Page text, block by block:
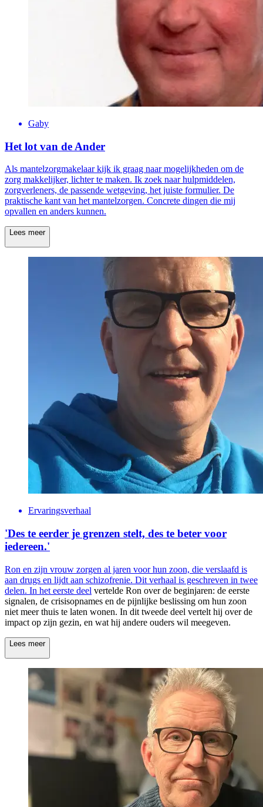
Gaby
Het lot van de Ander
Als mantelzorgmakelaar kijk ik graag naar mogelijkheden om de
zorg makkelijker, lichter te maken. Ik zoek naar hulpmiddelen,
zorgverleners, de passende wetgeving, het juiste formulier. De
praktische kant van het mantelzorgen. Concrete dingen die mij
opvallen en anders kunnen.
Lees meer
Ervaringsverhaal
'Des te eerder je grenzen stelt, des te beter voor
iedereen.'
Ron en zijn vrouw zorgen al jaren voor hun zoon, die verslaafd is
aan drugs en lijdt aan schizofrenie. Dit verhaal is geschreven in twee
delen. In het eerste deel vertelde Ron over de beginjaren: de eerste
signalen, de crisisopnames en de pijnlijke beslissing om hun zoon
niet meer thuis te laten wonen. In dit tweede deel vertelt hij over de
impact op zijn gezin, en wat hij andere ouders wil meegeven.
Lees meer